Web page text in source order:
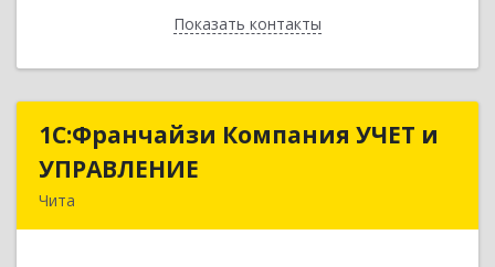
Показать контакты
Назад
1С:Франчайзи Компания УЧЕТ и
УПРАВЛЕНИЕ
Чита
1С:Франчайзи Компания УЧЕТ и